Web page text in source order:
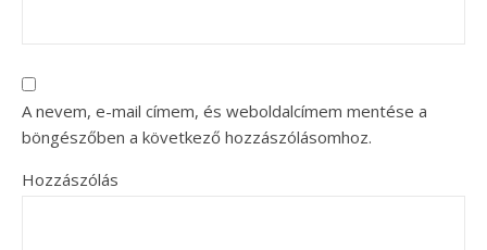
A nevem, e-mail címem, és weboldalcímem mentése a
böngészőben a következő hozzászólásomhoz.
Hozzászólás